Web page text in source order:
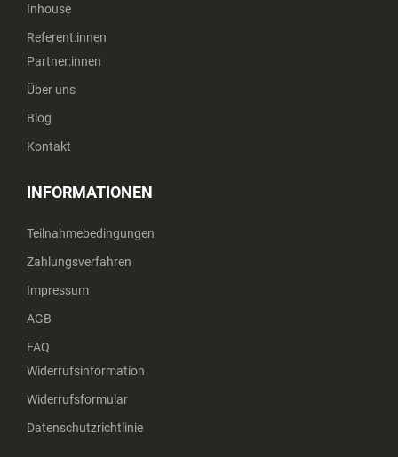
Inhouse
Referent:innen
Partner:innen
Über uns
Blog
Kontakt
INFORMATIONEN
Teilnahmebedingungen
Zahlungsverfahren
Impressum
AGB
FAQ
Widerrufsinformation
Widerrufsformular
Datenschutzrichtlinie